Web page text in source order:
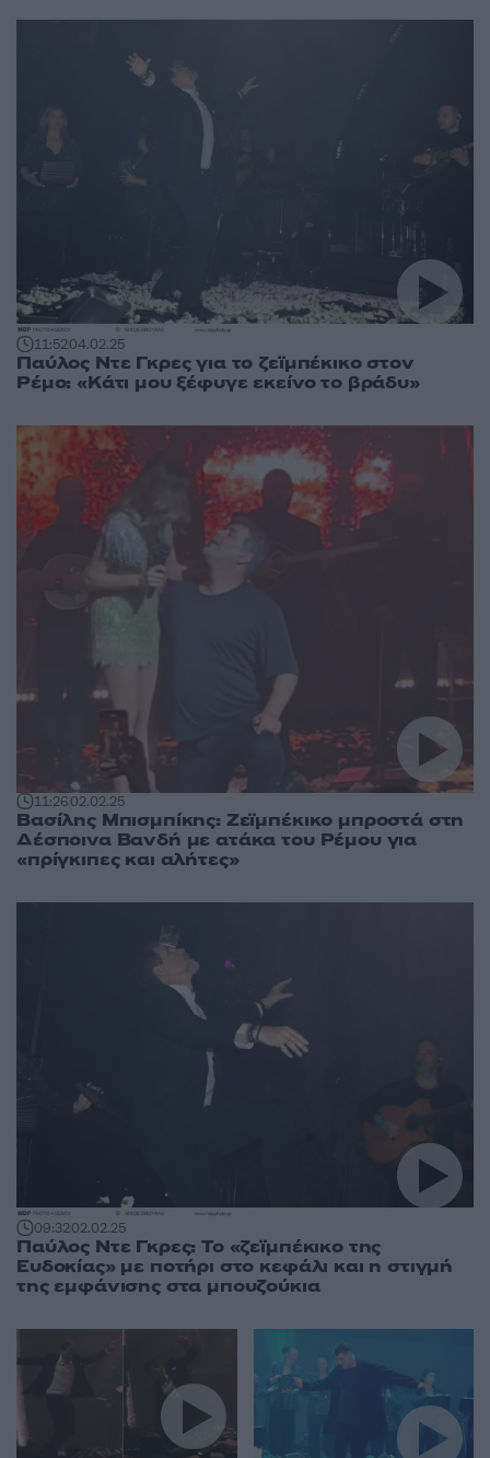
11:5204.02.25
Παύλος Ντε Γκρες για το ζεϊμπέκικο στον
Ρέμο: «Κάτι μου ξέφυγε εκείνο το βράδυ»
11:2602.02.25
Βασίλης Μπισμπίκης: Ζεϊμπέκικο μπροστά στη
Δέσποινα Βανδή με ατάκα του Ρέμου για
«πρίγκιπες και αλήτες»
09:3202.02.25
Παύλος Ντε Γκρες: Το «ζεϊμπέκικο της
Ευδοκίας» με ποτήρι στο κεφάλι και η στιγμή
της εμφάνισης στα μπουζούκια